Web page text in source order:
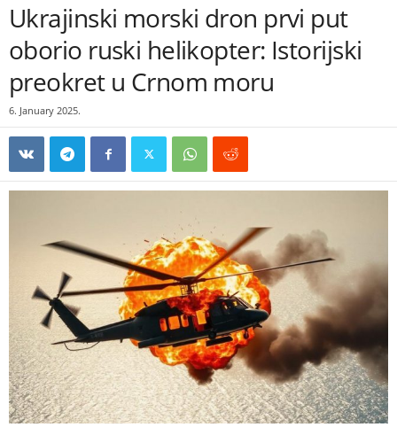
Ukrajinski morski dron prvi put
oborio ruski helikopter: Istorijski
preokret u Crnom moru
6. January 2025.